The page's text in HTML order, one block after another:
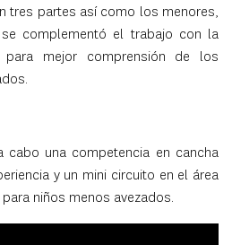
tres partes así como los menores,
complementó el trabajo con la
mejor comprensión de los
una competencia en cancha
y un mini circuito en el área
niños menos avezados.